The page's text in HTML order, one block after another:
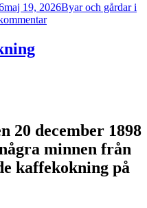
maj 19, 2026Byar och gårdar i
till
20 december 1898
minnen från
kaffekokning på